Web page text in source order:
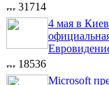
31714
4 мая в
18536
Microsoft